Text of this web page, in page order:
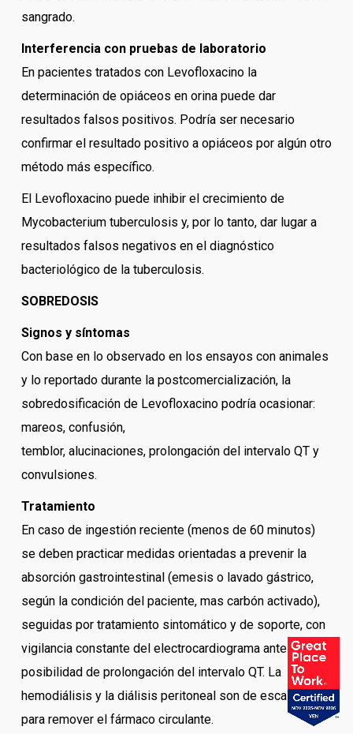
sangrado.
Interferencia con pruebas de laboratorio
En pacientes tratados con Levofloxacino la
determinación de opiáceos en orina puede dar
resultados falsos positivos. Podría ser necesario
confirmar el resultado positivo a opiáceos por algún otro
método más específico.
El Levofloxacino puede inhibir el crecimiento de
Mycobacterium tuberculosis y, por lo tanto, dar lugar a
resultados falsos negativos en el diagnóstico
bacteriológico de la tuberculosis.
SOBREDOSIS
Signos y síntomas
Con base en lo observado en los ensayos con animales
y lo reportado durante la postcomercialización, la
sobredosificación de Levofloxacino podría ocasionar:
mareos, confusión,
temblor, alucinaciones, prolongación del intervalo QT y
convulsiones.
Tratamiento
En caso de ingestión reciente (menos de 60 minutos)
se deben practicar medidas orientadas a prevenir la
absorción gastrointestinal (emesis o lavado gástrico,
según la condición del paciente, mas carbón activado),
seguidas por tratamiento sintomático y de soporte, con
vigilancia constante del electrocardiograma ante la
posibilidad de prolongación del intervalo QT. La
hemodiálisis y la diálisis peritoneal son de escaso valor
para remover el fármaco circulante.